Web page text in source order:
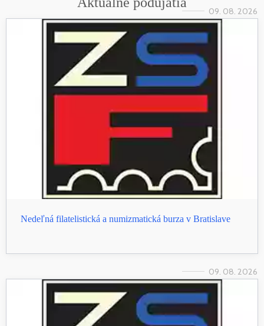
09. 08. 2026
Nedeľná filatelistická a numizmatická burza v Bratislave
09. 08. 2026